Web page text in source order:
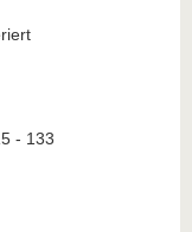
- 133